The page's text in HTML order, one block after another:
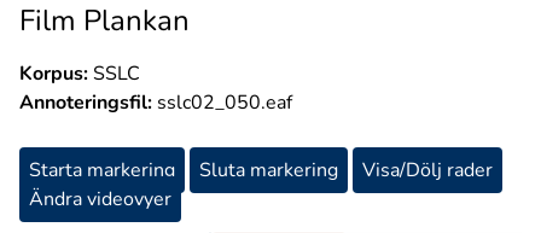
Film Plankan
Korpus:SSLC
Annoteringsfil: sslc02_050.eaf
Starta markering Sluta markering
Visa/Dölj rader
Ändra videovyer